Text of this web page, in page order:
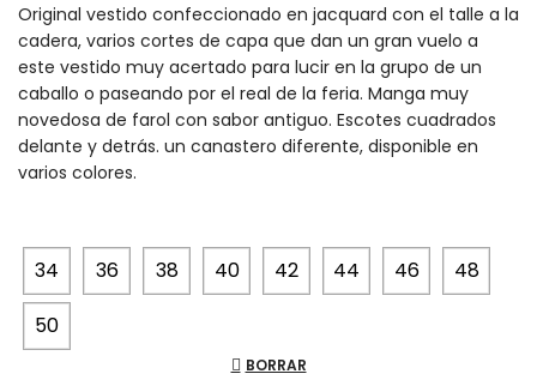
Original vestido confeccionado en jacquard con el talle a la
cadera, varios cortes de capa que dan un gran vuelo a
este vestido muy acertado para lucir en la grupo de un
caballo o paseando por el real de la feria. Manga muy
novedosa de farol con sabor antiguo. Escotes cuadrados
delante y detrás. un canastero diferente, disponible en
varios colores.
34 36 38 40 42 44 46
48
50
BORRAR